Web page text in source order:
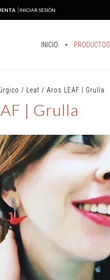
INICIAR SESIÓN
INICIO PRODUCTOS
/ Leaf / Aros LEAF | Grulla
| Grulla